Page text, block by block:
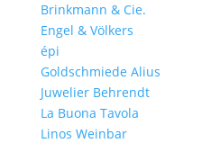
Brinkmann & Cie.
Engel & Völkers
épi
Goldschmiede Alius
Juwelier Behrendt
La Buona Tavola
Linos Weinbar